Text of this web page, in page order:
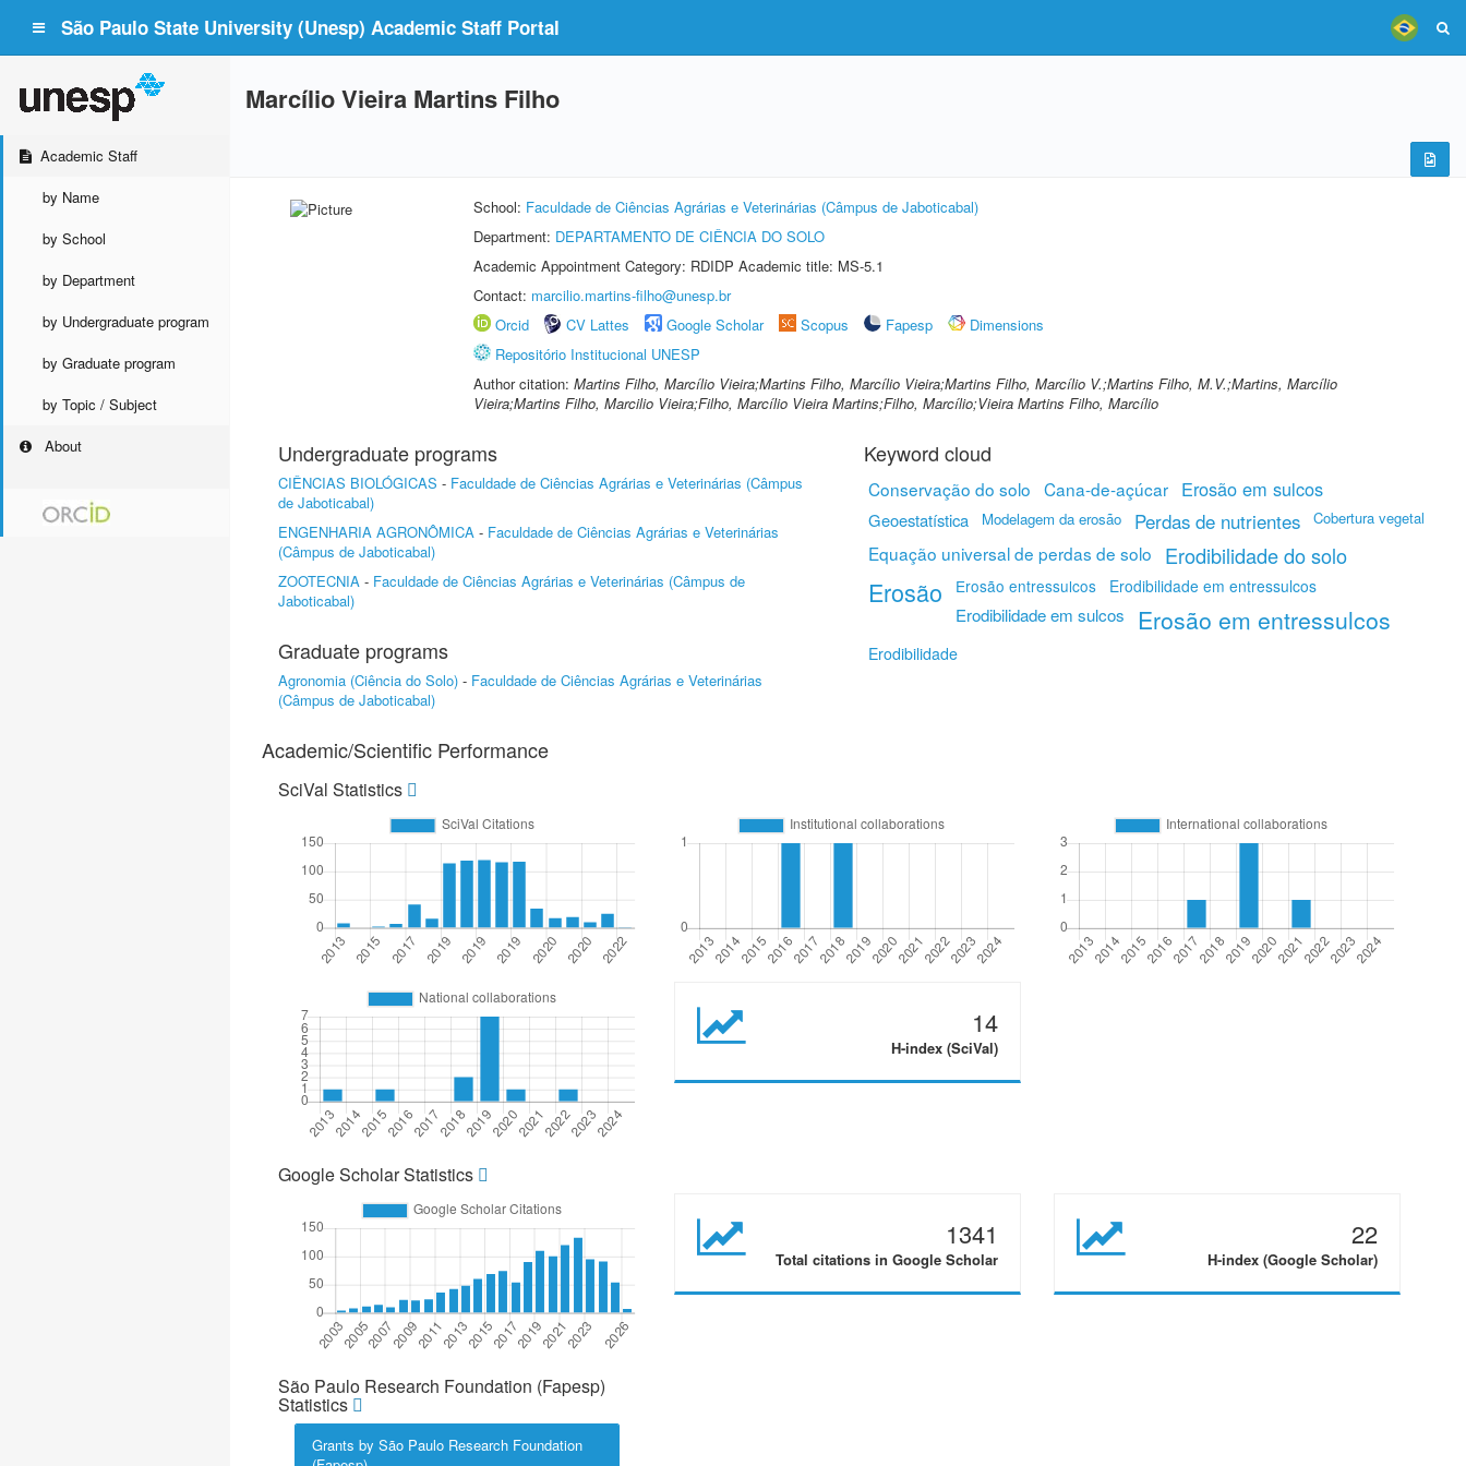
São Paulo State University (Unesp) Academic Staff Portal
Academic Staff
by Name
by School
by Department
by Undergraduate program
by Graduate program
by Topic / Subject
About
Marcílio Vieira Martins Filho
School: Faculdade de Ciências Agrárias e Veterinárias (Câmpus de Jaboticabal)
Department: DEPARTAMENTO DE CIÊNCIA DO SOLO
Academic Appointment Category: RDIDP Academic title: MS-5.1
Contact: marcilio.martins-filho@unesp.br
Orcid
CV Lattes Google Scholar Scopus Fapesp
Dimensions
Repositório Institucional UNESP
Author citation: Martins Filho, Marcílio Vieira;Martins Filho, Marcílio Vieira;Martins Filho, Marcílio V.;Martins Filho, M.V.;Martins, Marcílio
Vieira;Martins Filho, Marcilio Vieira;Filho, Marcílio Vieira Martins;Filho, Marcílio;Vieira Martins Filho, Marcílio
Undergraduate programs
CIÊNCIAS BIOLÓGICAS - Faculdade de Ciências Agrárias e Veterinárias (Câmpus
de Jaboticabal)
ENGENHARIA AGRONÔMICA - Faculdade de Ciências Agrárias e Veterinárias
(Câmpus de Jaboticabal)
ZOOTECNIA - Faculdade de Ciências Agrárias e Veterinárias (Câmpus de
Jaboticabal)
Graduate programs
Agronomia (Ciência do Solo) - Faculdade de Ciências Agrárias e Veterinárias
(Câmpus de Jaboticabal)
Keyword cloud
Conservação do solo Cana-de-açúcar Erosão em sulcos
Geoestatística Modelagem da erosão Perdas de nutrientes Cobertura vegetal
Equação universal de perdas de solo Erodibilidade do solo
Erosão Erosão entressulcos Erodibilidade em entressulcos
Erodibilidade em sulcos Erosão em entressulcos
Erodibilidade
Academic/Scientific Performance
SciVal Statistics
14
H-index (SciVal)
Google Scholar Statistics
1341
Total citations in Google Scholar
22
H-index (Google Scholar)
São Paulo Research Foundation (Fapesp)
Statistics
Grants by São Paulo Research Foundation